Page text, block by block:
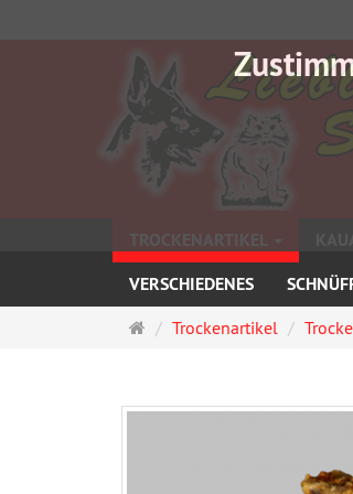
VERSCHIEDENES
Startseite
Trockenartikel